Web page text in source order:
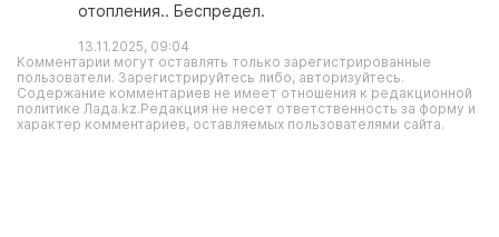
отопления.. Беспредел.
13.11.2025, 09:04
Комментарии могут оставлять только зарегистрированные
пользователи. Зарегистрируйтесь либо, авторизуйтесь.
Содержание комментариев не имеет отношения к редакционной
политике Лада.kz.Редакция не несет ответственность за форму и
характер комментариев, оставляемых пользователями сайта.